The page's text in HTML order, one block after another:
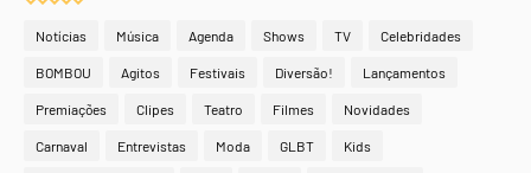
Notícias Música Agenda Shows TV Celebridades
BOMBOU Agitos Festivais Diversão! Lançamentos
Premiações Clipes Teatro Filmes Novidades
Carnaval Entrevistas Moda GLBT Kids